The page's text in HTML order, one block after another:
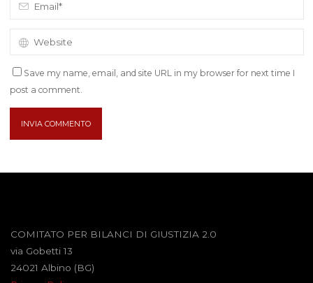
Save my name, email, and site URL in my browser for next time I
post a comment.
COMITATO PER BILANCI DI GIUSTIZIA 2.0
via Gobetti 13
24021 Albino (BG)